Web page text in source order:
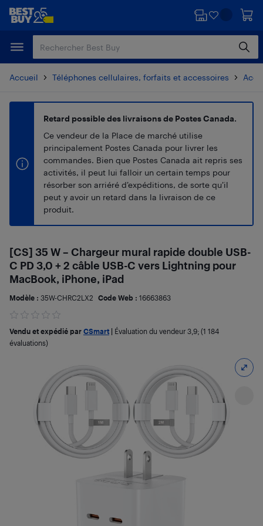
Passer
principal
Passer
Accueil Téléphones cellulaires, forfaits et accessoires
Retard possible des livraisons de Postes Canada.
Ce vendeur de la Place de marché utilise
principalement Postes Canada pour livrer les
commandes. Bien que Postes Canada ait repris ses
activités, il peut lui falloir un certain temps pour
résorber son arriéré d’expéditions, de sorte qu’il
peut y avoir un retard dans la livraison de ce
produit.
[CS] 35 W – Chargeur mural rapide double USB-
C PD 3,0 + 2 câble USB-C vers Lightning pour
MacBook, iPhone, iPad
Modèle : 35W-CHRC2LX2 Code Web : 16663863
Vendu et expédié par CSmart Évaluation du vendeur 3,9; (1 184
évaluations)